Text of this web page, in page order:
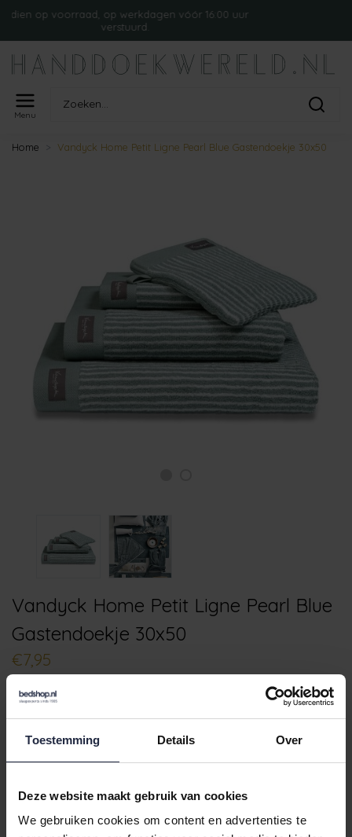
Toestemming Details Over
Deze website maakt gebruik van cookies
We gebruiken cookies om content en advertenties te
op werkdagen vóór 16:00 uur
Menu
Home Vandyck Home Petit Ligne Pearl Blue Gastendoekje 30x50
Vandyck Home Petit Ligne Pearl Blue
Gastendoekje 30x50
€7,95
Kies je kleur: pearlblue